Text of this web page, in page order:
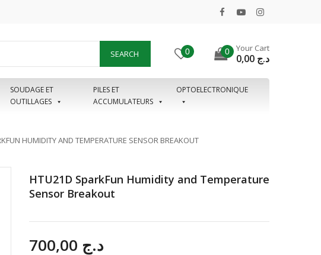
SEARCH 0 0 Your Cart
د.ج
SOUDAGE ET
OUTILLAGES
PILES ET
ACCUMULATEURS
OPTOELECTRONIQUE
HUMIDITY AND TEMPERATURE SENSOR BREAKOUT
HTU21D SparkFun Humidity and Temperature
Sensor Breakout
د.ج